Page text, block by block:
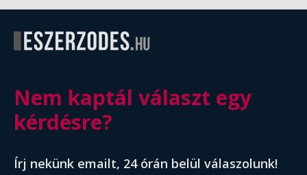
Nem kaptál választ egy
kérdésre?
Írj nekünk emailt, 24 órán belül válaszolunk!